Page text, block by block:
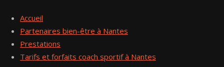
Accueil
Partenaires bien-être à Nantes
Prestations
Tarifs et forfaits coach sportif à Nantes